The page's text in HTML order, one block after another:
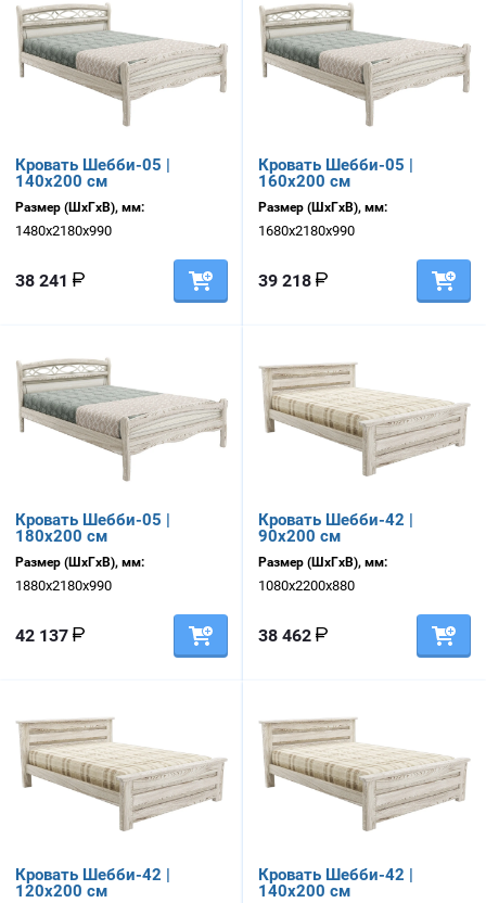
Кровать Шебби-05 |
140х200 см
Размер (ШхГхВ), мм:
1480х2180х990
38 241
Кровать Шебби-05 |
160х200 см
Размер (ШхГхВ), мм:
1680х2180х990
39 218
Кровать Шебби-05 |
180х200 см
Размер (ШхГхВ), мм:
1880х2180х990
42 137
Кровать Шебби-42 |
90х200 см
Размер (ШхГхВ), мм:
1080х2200х880
38 462
Кровать Шебби-42 |
120х200 см
Кровать Шебби-42 |
140х200 см